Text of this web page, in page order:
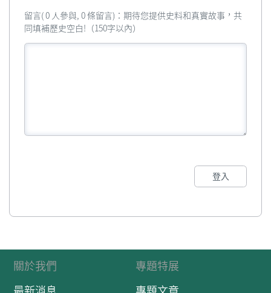
留言( 0 人參與, 0 條留言)：期待您提供史料和真實故事，共
同填補歷史空白!（150字以內）
登入
關於我們
專題特展